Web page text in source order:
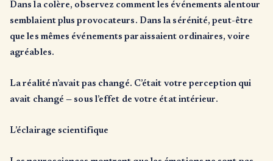
Dans la colère, observez comment les événements alentour
semblaient plus provocateurs. Dans la sérénité, peut-être
que les mêmes événements paraissaient ordinaires, voire
agréables.
La réalité n’avait pas changé. C’était votre perception qui
avait changé — sous l’effet de votre état intérieur.
L’éclairage scientifique